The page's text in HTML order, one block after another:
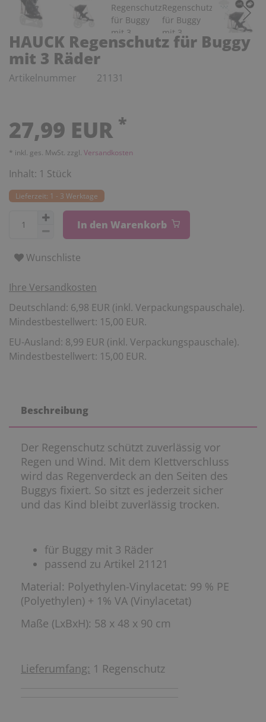
HAUCK Regenschutz für Buggy
mit 3 Räder
Artikelnummer 21131
27,99 EUR *
* inkl. ges. MwSt. zzgl. Versandkosten
Inhalt: 1 Stück
Lieferzeit: 1 - 3 Werktage
In den Warenkorb
Wunschliste
Ihre Versandkosten
Deutschland: 6,98 EUR (inkl. Verpackungspauschale).
Mindestbestellwert: 15,00 EUR.
EU-Ausland: 8,99 EUR (inkl. Verpackungspauschale).
Mindestbestellwert: 15,00 EUR.
Beschreibung
Der Regenschutz schützt zuverlässig vor
Regen und Wind. Mit dem Klettverschluss
wird das Regenverdeck an den Seiten des
Buggys fixiert. So sitzt es jederzeit sicher
und das Kind bleibt zuverlässig trocken.
für Buggy mit 3 Räder
passend zu Artikel 21121
Material: Polyethylen-Vinylacetat: 99 % PE
(Polyethylen) + 1% VA (Vinylacetat)
Maße (LxBxH): 58 x 48 x 90 cm
Lieferumfang: 1 Regenschutz